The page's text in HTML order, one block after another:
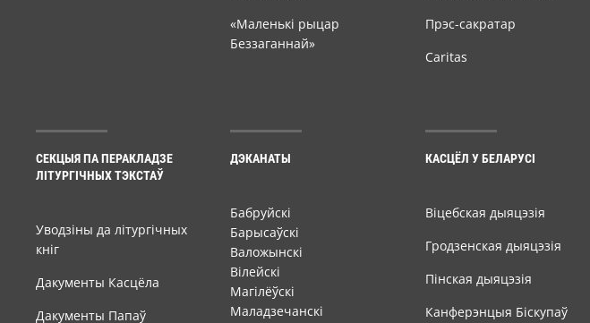
«Маленькі рыцар
Беззаганнай»
Прэс-сакратар
Caritas
СЕКЦЫЯ ПА ПЕРАКЛАДЗЕ
ЛІТУРГІЧНЫХ ТЭКСТАЎ
Уводзіны да літургічных
кніг
Дакументы Касцёла
Дакументы Папаў
ДЭКАНАТЫ
Бабруйскі
Барысаўскі
Валожынскі
Вілейскі
Магілёўскі
Маладзечанскі
КАСЦЁЛ У БЕЛАРУСІ
Віцебская дыяцэзія
Гродзенская дыяцэзія
Пінская дыяцэзія
Канферэнцыя Біскупаў